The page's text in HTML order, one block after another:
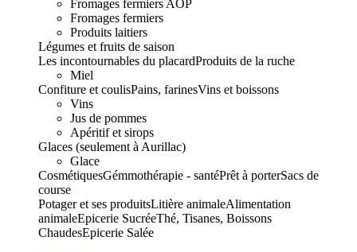
Fromages fermiers AOP
Fromages fermiers
Produits laitiers
Légumes et fruits de saison
Les incontournables du placardProduits de la ruche
Miel
Confiture et coulisPains, farinesVins et boissons
Vins
Jus de pommes
Apéritif et sirops
Glaces (seulement à Aurillac)
Glace
CosmétiquesGémmothérapie - santéPrêt à porterSacs de
course
Potager et ses produitsLitière animaleAlimentation
animaleEpicerie SucréeThé, Tisanes, Boissons
ChaudesEpicerie Salée